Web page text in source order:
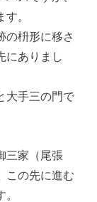
。
の枡形に移さ
にありまし
大手三の門で
三家（尾張
この先に進む